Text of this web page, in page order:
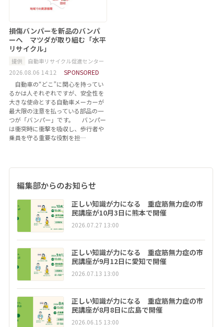
損傷バンパーを新品のバンパ
ーへ マツダが取り組む「水平
リサイクル」
提供 自動車リサイクル促進センター
2026.08.06 14:12
SPONSORED
自動車の“どこ”に関心を持ってい
るかは人それぞれですが、安全性を
大きな使命とする自動車メーカーが
最大限の注意を払っている部品の一
つが「バンパー」です。 バンパー
は衝突時に衝撃を吸収し、歩行者や
乗員を守る重要な役割を担…
編集部からのお知らせ
正しい知識が力になる 重症筋無力症の市
民講座が10月3日に熊本で開催
2026.07.27 13:00
正しい知識が力になる 重症筋無力症の市
民講座が9月12日に愛知で開催
2026.07.13 13:00
正しい知識が力になる 重症筋無力症の市
民講座が8月8日に広島で開催
2026.06.15 13:00